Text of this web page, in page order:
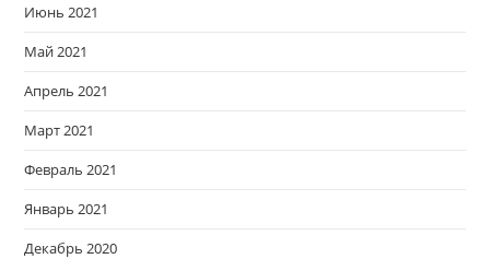
Июнь 2021
Май 2021
Апрель 2021
Март 2021
Февраль 2021
Январь 2021
Декабрь 2020